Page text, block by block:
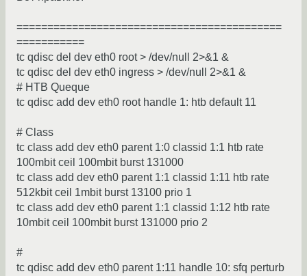
===========================================
===========
tc qdisc del dev eth0 root > /dev/null 2>&1 &
tc qdisc del dev eth0 ingress > /dev/null 2>&1 &
# HTB Queque
tc qdisc add dev eth0 root handle 1: htb default 11
# Class
tc class add dev eth0 parent 1:0 classid 1:1 htb rate
100mbit ceil 100mbit burst 131000
tc class add dev eth0 parent 1:1 classid 1:11 htb rate
512kbit ceil 1mbit burst 13100 prio 1
tc class add dev eth0 parent 1:1 classid 1:12 htb rate
10mbit ceil 100mbit burst 131000 prio 2
#
tc qdisc add dev eth0 parent 1:11 handle 10: sfq perturb